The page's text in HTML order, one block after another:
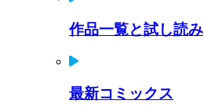
作品一覧と試し読み
最新コミックス